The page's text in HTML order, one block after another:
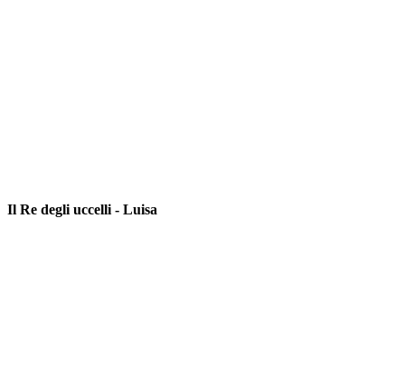
Il Re degli uccelli - Luisa